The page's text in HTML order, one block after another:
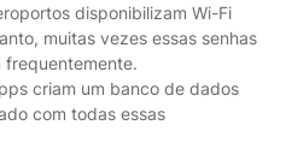
disponibilizam Wi-Fi
muitas vezes essas senhas
frequentemente.
criam um banco de dados
com todas essas